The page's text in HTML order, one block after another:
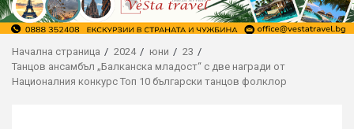
Начална страница 2024 юни
23
Танцов ансамбъл „Балканска младост“ с две награди от
Националния конкурс Топ 10 български танцов фолклор